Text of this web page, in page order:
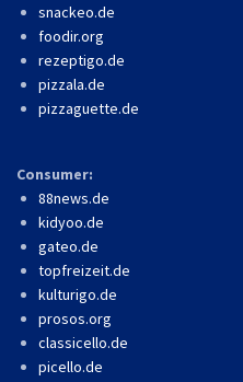
snackeo.de
foodir.org
rezeptigo.de
pizzala.de
pizzaguette.de
Consumer:
88news.de
kidyoo.de
gateo.de
topfreizeit.de
kulturigo.de
prosos.org
classicello.de
picello.de